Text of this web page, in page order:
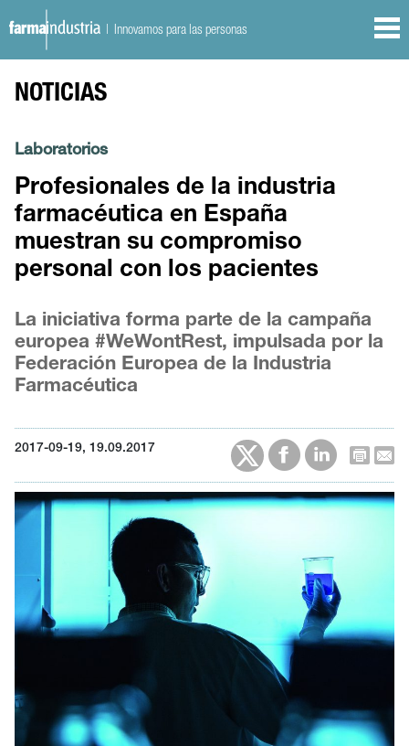
| Innovamos para las personas
NOTICIAS
Laboratorios
Profesionales de la industria
farmacéutica en España
muestran su compromiso
personal con los pacientes
La iniciativa forma parte de la campaña
europea #WeWontRest, impulsada por la
Federación Europea de la Industria
Farmacéutica
2017-09-19, 19.09.2017